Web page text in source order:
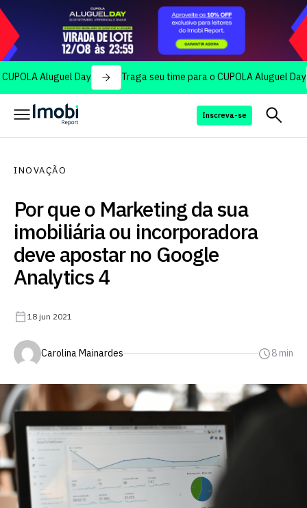
Aluguel Day Traga seu time para o CUPOLA Aluguel Day
Inscreva-se
INOVAÇÃO
Por que o Marketing da sua
imobiliária ou incorporadora
deve apostar no Google
Analytics 4
18 jun 2021
Carolina Mainardes 8 min